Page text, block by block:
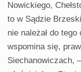
Nowickiego,
to w Sądzie
nie należał do
wspomina się,
Siechanowiczach,